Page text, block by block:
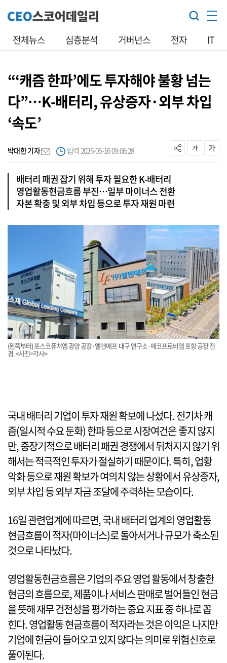
전체뉴스 심층분석 거버넌스 전자 IT
“‘캐즘 한파’에도 투자해야 불황 넘는
다”…K-배터리, 유상증자·외부 차입
‘속도’
박대한 기자 입력 2025-05-16 09:06:28
배터리 패권 잡기 위해 투자 필요한 K-배터리
영업활동현금흐름 부진…일부 마이너스 전환
자본 확충 및 외부 차입 등으로 투자 재원 마련
(왼쪽부터) 포스코퓨처엠 광양 공장·엘앤에프 대구 연구소·에코프로비엠 포항 공장 전
경. <사진=각사>
국내 배터리 기업이 투자 재원 확보에 나섰다. 전기차 캐
즘(일시적 수요 둔화) 한파 등으로 시장여건은 좋지 않지
만, 중장기적으로 배터리 패권 경쟁에서 뒤처지지 않기 위
해서는 적극적인 투자가 절실하기 때문이다. 특히, 업황
악화 등으로 재원 확보가 여의치 않는 상황에서 유상증자,
외부 차입 등 외부 자금 조달에 주력하는 모습이다.
16일 관련업계에 따르면, 국내 배터리 업계의 영업활동
현금흐름이 적자(마이너스)로 돌아서거나 규모가 축소된
것으로 나타났다.
영업활동현금흐름은 기업의 주요 영업 활동에서 창출한
현금의 흐름으로, 제품이나 서비스 판매로 벌어들인 현금
을 뜻해 재무 건전성을 평가하는 중요 지표 중 하나로 꼽
힌다. 영업활동 현금흐름이 적자라는 것은 이익은 나지만
기업에 현금이 들어오고 있지 않다는 의미로 위험신호로
풀이된다.